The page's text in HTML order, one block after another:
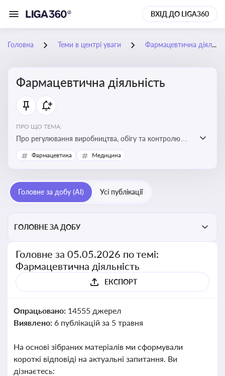
ВХІД ДО LIGA360
Головна Теми в центрі уваги Фармацевтична діяльність
Фармацевтична діяльність
ПРО ЩО ТЕМА:
Про регулювання виробництва, обігу та контролю
лікарських засобів для легальної роботи компаній та
аптек, з дотриманням стандартів якості та безпеки
Фармацевтика Медицина
Головне за добу (AI) Усі публікації
ГОЛОВНЕ ЗА ДОБУ
Головне за 05.05.2026 по темі:
Фармацевтична діяльність
ЕКСПОРТ
Опрацьовано: 14555 джерел
Виявлено: 6 публікацій за 5 травня
На основі зібраних матеріалів ми сформували
короткі відповіді на актуальні запитання. Ви
дізнаєтесь: